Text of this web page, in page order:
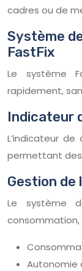
cadres ou de
Système
FastFix
Le système
rapidement,
Indicateur
L’indicateur
permettant des
Gestion de
Le système
Autonomie